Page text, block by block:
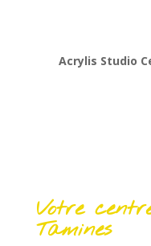
Acrylis Studio
Votre
Tamines